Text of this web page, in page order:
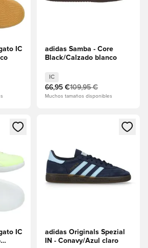
IC
adidas Samba - Core
Black/Calzado blanco
IC
66,95 €109,95 €
Muchos tamaños disponibles
iniciar sesión o registrarse como
IC
Abre un modal para iniciar
adidas Originals Spezial
IN - Conavy/Azul claro